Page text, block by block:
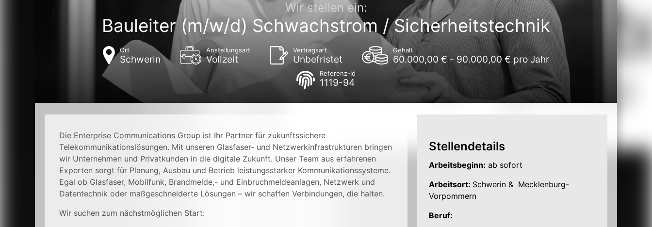
Wir stellen ein:
Bauleiter (m/w/d) Schwachstrom / Sicherheitstechnik
Ort
Schwerin
Anstellungsart
Vollzeit
Vertragsart
Unbefristet
Gehalt
60.000,00 € - 90.000,00 € pro Jahr
Referenz-Id
1119-94
Die Enterprise Communications Group ist Ihr Partner für zukunftssichere
Telekommunikationslösungen. Mit unseren Glasfaser- und Netzwerkinfrastrukturen bringen
wir Unternehmen und Privatkunden in die digitale Zukunft. Unser Team aus erfahrenen
Experten sorgt für Planung, Ausbau und Betrieb leistungsstarker Kommunikationssysteme.
Egal ob Glasfaser, Mobilfunk, Brandmelde,- und Einbruchmeldeanlagen, Netzwerk und
Datentechnik oder maßgeschneiderte Lösungen – wir schaffen Verbindungen, die halten.
Wir suchen zum nächstmöglichen Start:
Stellendetails
Arbeitsbeginn: ab sofort
Arbeitsort: Schwerin & Mecklenburg-
Vorpommern
Beruf: